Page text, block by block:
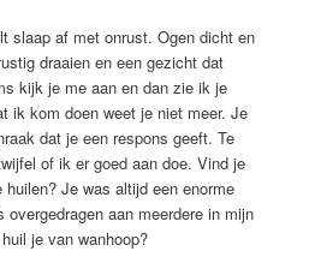
slaap af met onrust. Ogen dicht en
draaien en een gezicht dat
kijk je me aan en dan zie ik je
ik kom doen weet je niet meer. Je
dat je een respons geeft. Te
of ik er goed aan doe. Vind je
Je was altijd een enorme
aan meerdere in mijn
je van wanhoop?